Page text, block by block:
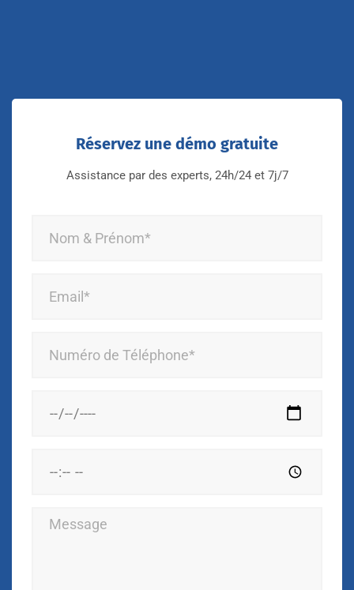
Réservez une démo gratuite
Assistance par des experts, 24h/24 et 7j/7